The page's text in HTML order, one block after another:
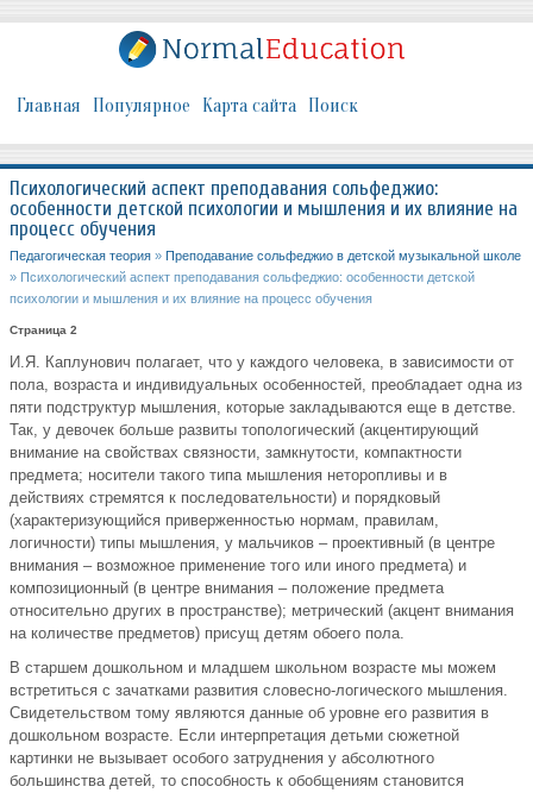
Главная Популярное Карта сайта Поиск
Психологический аспект преподавания сольфеджио:
особенности детской психологии и мышления и их влияние на
процесс обучения
Педагогическая теория » Преподавание сольфеджио в детской музыкальной школе
» Психологический аспект преподавания сольфеджио: особенности детской
психологии и мышления и их влияние на процесс обучения
Страница 2
И.Я. Каплунович полагает, что у каждого человека, в зависимости от
пола, возраста и индивидуальных особенностей, преобладает одна из
пяти подструктур мышления, которые закладываются еще в детстве.
Так, у девочек больше развиты топологический (акцентирующий
внимание на свойствах связности, замкнутости, компактности
предмета; носители такого типа мышления неторопливы и в
действиях стремятся к последовательности) и порядковый
(характеризующийся приверженностью нормам, правилам,
логичности) типы мышления, у мальчиков – проективный (в центре
внимания – возможное применение того или иного предмета) и
композиционный (в центре внимания – положение предмета
относительно других в пространстве); метрический (акцент внимания
на количестве предметов) присущ детям обоего пола.
В старшем дошкольном и младшем школьном возрасте мы можем
встретиться с зачатками развития словесно-логического мышления.
Свидетельством тому являются данные об уровне его развития в
дошкольном возрасте. Если интерпретация детьми сюжетной
картинки не вызывает особого затруднения у абсолютного
большинства детей, то способность к обобщениям становится